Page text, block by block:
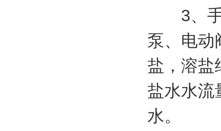
3、手
泵、电动
盐，溶盐
盐水水流
水。